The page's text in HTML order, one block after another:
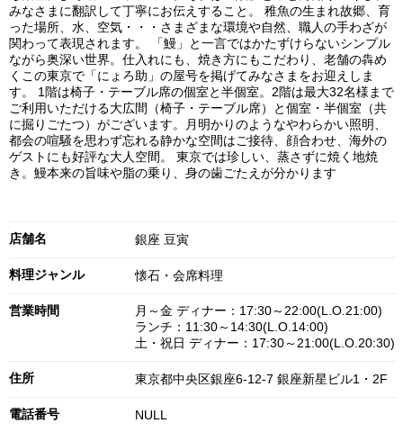
みなさまに翻訳して丁寧にお伝えすること。 稚魚の生まれ故郷、育
った場所、水、空気・・・さまざまな環境や自然、職人の手わざが
関わって表現されます。 「鰻」と一言ではかたずけらないシンプル
ながら奥深い世界。仕入れにも、焼き方にもこだわり、老舗の犇め
くこの東京で「にょろ助」の屋号を掲げてみなさまをお迎えしま
す。 1階は椅子・テーブル席の個室と半個室。2階は最大32名様まで
ご利用いただける大広間（椅子・テーブル席）と個室・半個室（共
に掘りごたつ）がございます。月明かりのようなやわらかい照明、
都会の喧騒を思わず忘れる静かな空間はご接待、顔合わせ、海外の
ゲストにも好評な大人空間。 東京では珍しい、蒸さずに焼く地焼
き。鰻本来の旨味や脂の乗り、身の歯ごたえが分かります
店舗名 銀座 豆寅
料理ジャンル 懐石・会席料理
営業時間
月～金 ディナー：17:30～22:00(L.O.21:00)
ランチ：11:30～14:30(L.O.14:00)
土・祝日 ディナー：17:30～21:00(L.O.20:30)
住所 東京都中央区銀座6-12-7 銀座新星ビル1・2F
電話番号 NULL